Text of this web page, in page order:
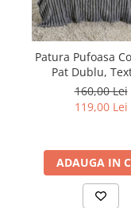
Patura Pufoasa
Pat Dublu,
Reiata, Gri
160,00 Lei
119,00 Lei
ADAUGA IN